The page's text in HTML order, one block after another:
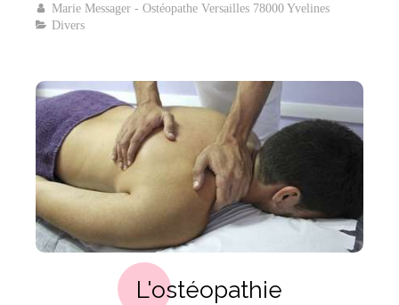
Marie Messager - Ostéopathe Versailles 78000 Yvelines
Divers
L'ostéopathie